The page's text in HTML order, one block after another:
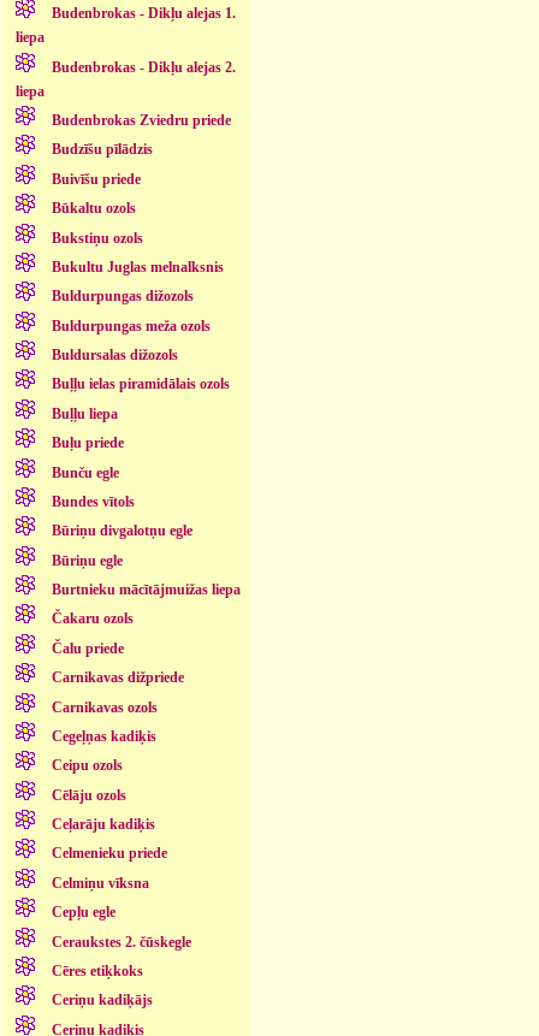
Budenbrokas - Dikļu alejas 1.
liepa
Budenbrokas - Dikļu alejas 2.
liepa
Budenbrokas Zviedru priede
Budzīšu pīlādzis
Buivīšu priede
Būkaltu ozols
Bukstiņu ozols
Bukultu Juglas melnalksnis
Buldurpungas dižozols
Buldurpungas meža ozols
Buldursalas dižozols
Buļļu ielas piramidālais ozols
Buļļu liepa
Buļu priede
Bunču egle
Bundes vītols
Būriņu divgalotņu egle
Būriņu egle
Burtnieku mācītājmuižas liepa
Čakaru ozols
Čalu priede
Carnikavas dižpriede
Carnikavas ozols
Cegeļņas kadiķis
Ceipu ozols
Cēlāju ozols
Ceļarāju kadiķis
Celmenieku priede
Celmiņu vīksna
Cepļu egle
Ceraukstes 2. čūskegle
Cēres etiķkoks
Ceriņu kadiķājs
Ceriņu kadiķis